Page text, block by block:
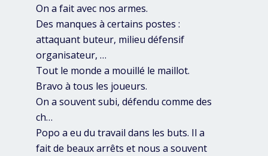
On a fait avec nos armes.
Des manques à certains postes :
attaquant buteur, milieu défensif
organisateur, …
Tout le monde a mouillé le maillot.
Bravo à tous les joueurs.
On a souvent subi, défendu comme des
ch…
Popo a eu du travail dans les buts. Il a
fait de beaux arrêts et nous a souvent